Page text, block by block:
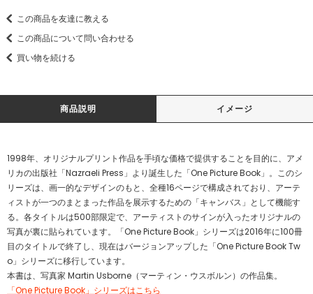
この商品を友達に教える
この商品について問い合わせる
買い物を続ける
商品説明 イメージ
1998年、オリジナルプリント作品を手頃な価格で提供することを目的に、アメ
リカの出版社「Nazraeli Press」より誕生した「One Picture Book」。このシ
リーズは、画一的なデザインのもと、全種16ページで構成されており、アーテ
ィストが一つのまとまった作品を展示するための「キャンバス」として機能す
る。各タイトルは500部限定で、アーティストのサインが入ったオリジナルの
写真が裏に貼られています。「One Picture Book」シリーズは2016年に100冊
目のタイトルで終了し、現在はバージョンアップした「One Picture Book Tw
o」シリーズに移行しています。
本書は、写真家 Martin Usborne（マーティン・ウスボルン）の作品集。
「One Picture Book」シリーズはこちら